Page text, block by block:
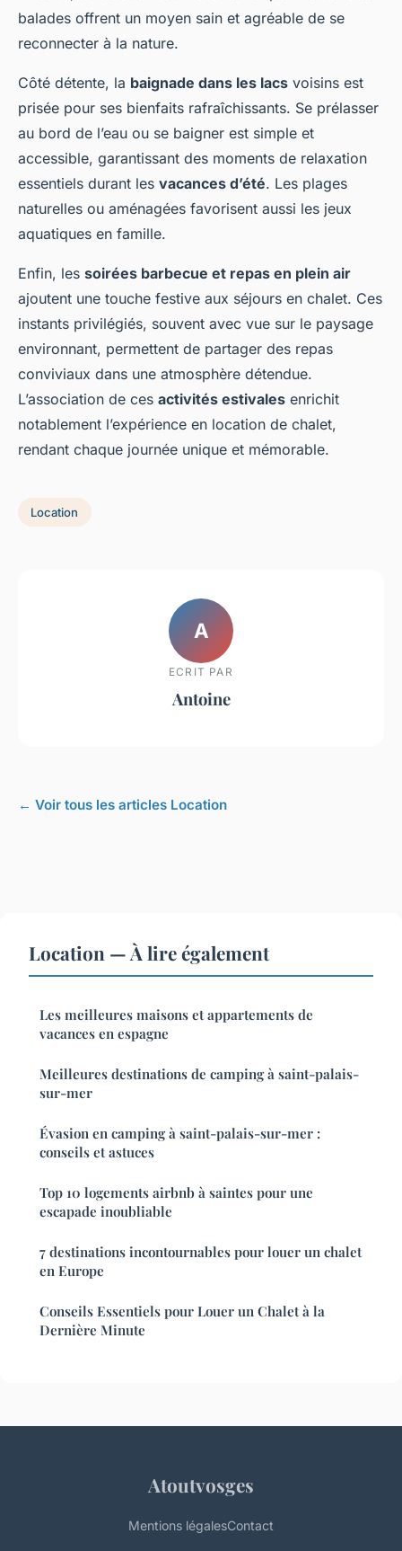
balades offrent un moyen sain et agréable de se
reconnecter à la nature.
Côté détente, la baignade dans les lacs voisins est
prisée pour ses bienfaits rafraîchissants. Se prélasser
au bord de l’eau ou se baigner est simple et
accessible, garantissant des moments de relaxation
essentiels durant les vacances d’été. Les plages
naturelles ou aménagées favorisent aussi les jeux
aquatiques en famille.
Enfin, les soirées barbecue et repas en plein air
ajoutent une touche festive aux séjours en chalet. Ces
instants privilégiés, souvent avec vue sur le paysage
environnant, permettent de partager des repas
conviviaux dans une atmosphère détendue.
L’association de ces activités estivales enrichit
notablement l’expérience en location de chalet,
rendant chaque journée unique et mémorable.
Location
A
ECRIT PAR
Antoine
← Voir tous les articles Location
Location — À lire également
Les meilleures maisons et appartements de
vacances en espagne
Meilleures destinations de camping à saint-palais-
sur-mer
Évasion en camping à saint-palais-sur-mer :
conseils et astuces
Top 10 logements airbnb à saintes pour une
escapade inoubliable
7 destinations incontournables pour louer un chalet
en Europe
Conseils Essentiels pour Louer un Chalet à la
Dernière Minute
Atoutvosges
Mentions légalesContact